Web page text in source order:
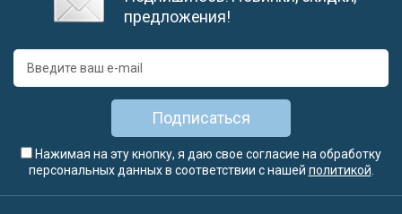
предложения!
Подписаться
Нажимая на эту кнопку, я даю свое согласие на обработку
персональных данных в соответствии с нашей политикой